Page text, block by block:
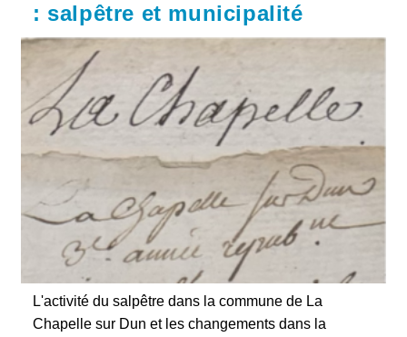
: salpêtre et municipalité
L'activité du salpêtre dans la commune de La
Chapelle sur Dun et les changements dans la